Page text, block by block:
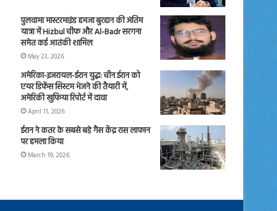
पुलवामा मास्टरमाइंड हमजा बुरहान की अंतिम
यात्रा में Hizbul चीफ और Al-Badr सरगना
समेत कई आतंकी शामिल
May 23, 2026
अमेरिका-इजरायल-ईरान युद्ध: चीन ईरान को
एयर डिफेंस सिस्टम भेजने की तैयारी में,
अमेरिकी खुफिया रिपोर्ट में दावा
April 11, 2026
ईरान ने कतर के सबसे बड़े गैस केंद्र रास लाफान
पर हमला किया
March 19, 2026